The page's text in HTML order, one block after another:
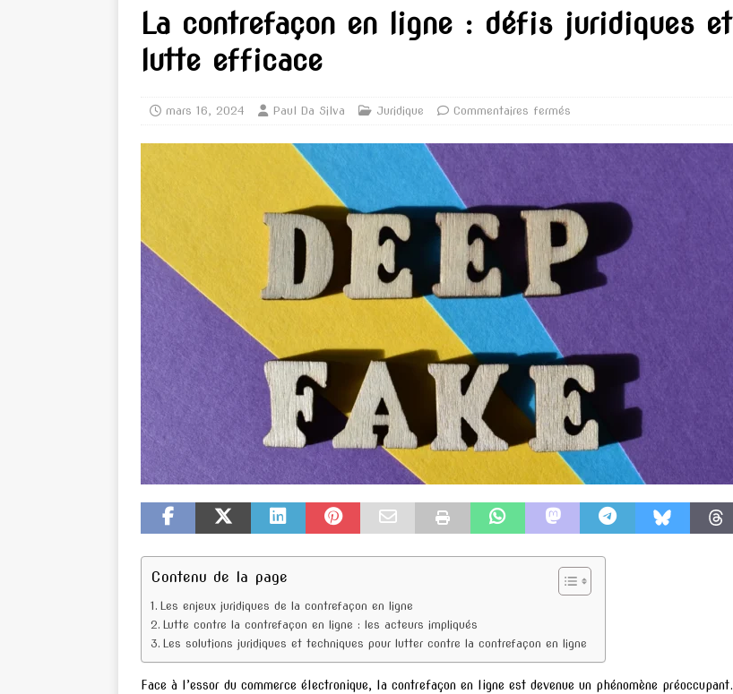
La contrefaçon en ligne : défis juridiques et
lutte efficace
mars 16, 2024 Paul Da Silva Juridique Commentaires fermés
Contenu de la page
Les enjeux juridiques de la contrefaçon en ligne
Lutte contre la contrefaçon en ligne : les acteurs impliqués
Les solutions juridiques et techniques pour lutter contre la contrefaçon en ligne
Face à l’essor du commerce électronique, la contrefaçon en ligne est devenue un phénomène préoccupant.